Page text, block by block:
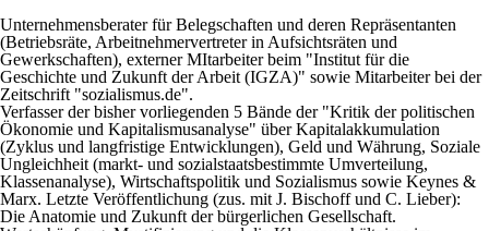
Unternehmensberater für Belegschaften und deren Repräsentanten
(Betriebsräte, Arbeitnehmervertreter in Aufsichtsräten und
Gewerkschaften), externer MItarbeiter beim "Institut für die
Geschichte und Zukunft der Arbeit (IGZA)" sowie Mitarbeiter bei der
Zeitschrift "sozialismus.de".
Verfasser der bisher vorliegenden 5 Bände der "Kritik der politischen
Ökonomie und Kapitalismusanalyse" über Kapitalakkumulation
(Zyklus und langfristige Entwicklungen), Geld und Währung, Soziale
Ungleichheit (markt- und sozialstaatsbestimmte Umverteilung,
Klassenanalyse), Wirtschaftspolitik und Sozialismus sowie Keynes &
Marx. Letzte Veröffentlichung (zus. mit J. Bischoff und C. Lieber):
Die Anatomie und Zukunft der bürgerlichen Gesellschaft.